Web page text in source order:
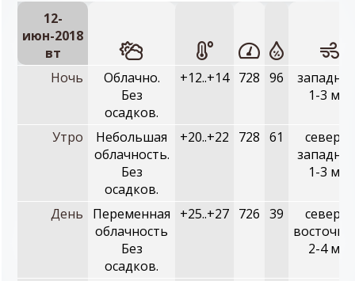
12-
июн-2018
вт
Ночь
Облачно.
Без
осадков.
+12..+14 728 96
1-3 м/с
Утро
Небольшая
облачность.
Без
осадков.
+20..+22 728 61
северо-
1-3 м/с
День
Переменная
облачность
Без
осадков.
+25..+27 726 39
северо-
2-4 м/с